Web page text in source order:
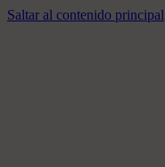
Saltar al contenido principal